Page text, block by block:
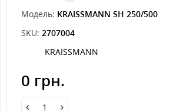
Модель: KRAISSMANN SH 250/500
SKU: 2707004
KRAISSMANN
0 грн.